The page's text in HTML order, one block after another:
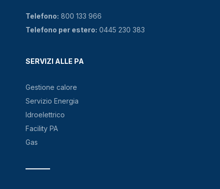
SERVIZI ALLE PA
Gestione calore
Servizio Energia
Idroelettrico
Facility PA
Gas
Telefono: 800 133 966
Telefono per estero: 0445 230 383